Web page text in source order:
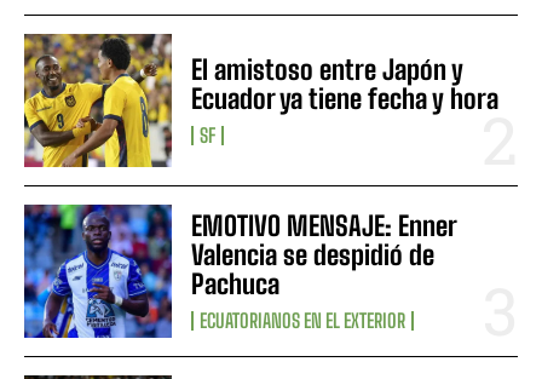
El amistoso entre Japón y
Ecuador ya tiene fecha y hora
SF
EMOTIVO MENSAJE: Enner
Valencia se despidió de
Pachuca
ECUATORIANOS EN EL EXTERIOR